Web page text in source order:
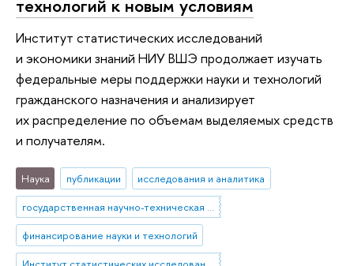
технологий к новым условиям
Институт статистических исследований
и экономики знаний НИУ ВШЭ продолжает изучать
федеральные меры поддержки науки и технологий
гражданского назначения и анализирует
их распределение по объемам выделяемых средств
и получателям.
Наука публикации
исследования и аналитика
государственная научно-техническая политика
финансирование науки и технологий